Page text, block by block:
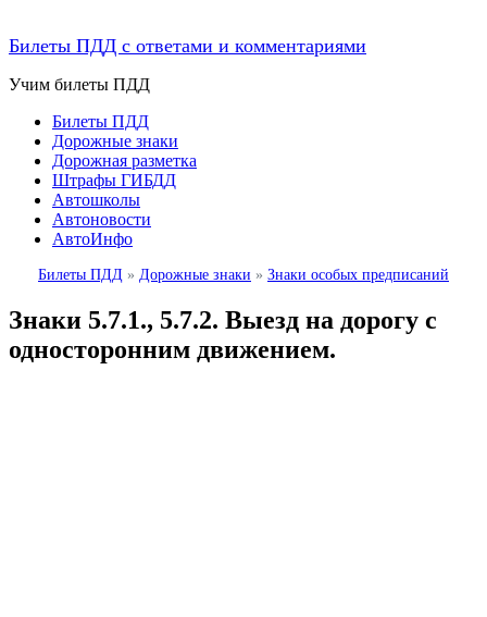
Билеты ПДД с ответами и комментариями
Учим билеты ПДД
Билеты ПДД
Дорожные знаки
Дорожная разметка
Штрафы ГИБДД
Автошколы
Автоновости
АвтоИнфо
Билеты ПДД » Дорожные знаки » Знаки особых предписаний
Знаки 5.7.1., 5.7.2. Выезд на дорогу с
односторонним движением.